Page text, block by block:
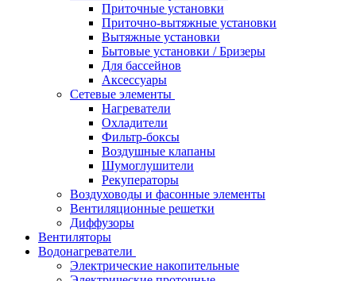
Приточные установки
Приточно-вытяжные установки
Вытяжные установки
Бытовые установки / Бризеры
Для бассейнов
Аксессуары
Сетевые элементы
Нагреватели
Охладители
Фильтр-боксы
Воздушные клапаны
Шумоглушители
Рекуператоры
Воздуховоды и фасонные элементы
Вентиляционные решетки
Диффузоры
Вентиляторы
Водонагреватели
Электрические накопительные